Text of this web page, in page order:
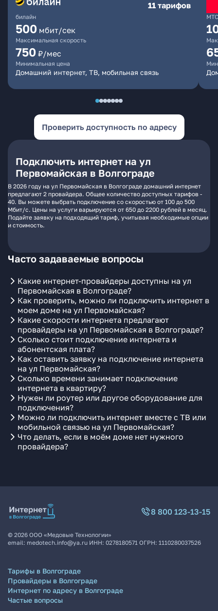
билайн
11 тарифов
500 мбит/сек
Максимальная скорость
750 ₽/мес
Минимальная цена
Домашний интернет, ТВ, мобильная связь
МТС
Проверить доступность по адресу
Подключить интернет на ул
Первомайская в Волгограде
В 2026 году на ул Первомайская в Волгограде домашний интернет
предлагают 2 провайдера. Общее количество доступных тарифов -
40. Вы можете выбрать подключение со скоростью от 100 до 500
Мбит/с. Цены на услуги варьируются от 650 до 2200 рублей в месяц.
Подайте заявку на подходящий тариф, учитывая необходимые опции
и стоимость.
Часто задаваемые вопросы
Какие интернет-провайдеры доступны на ул
Первомайская в Волгограде?
Как проверить, можно ли подключить интернет в
моем доме на ул Первомайская?
Какие скорости интернета предлагают
провайдеры на ул Первомайская в Волгограде?
Сколько стоит подключение интернета и
абонентская плата?
Как оставить заявку на подключение интернета
на ул Первомайская?
Сколько времени занимает подключение
интернета в квартиру?
Нужен ли роутер или другое оборудование для
подключения?
Можно ли подключить интернет вместе с ТВ или
мобильной связью на ул Первомайская?
Что делать, если в моём доме нет нужного
провайдера?
8 800 123-13-15
© 2026 ООО «Медовые Технологии»
email: medotech.info@ya.ru ИНН: 0278180571 ОГРН: 1110280037526
Тарифы в Волгограде
Провайдеры в Волгограде
Интернет по адресу в Волгограде
Частые вопросы